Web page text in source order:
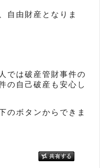
自由財産となりま
では破産管財事件の
の自己破産も安心し
のボタンからできま